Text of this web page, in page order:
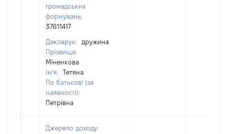
громадських
формувань:
37611417
Декларує:
дружина
Прізвище:
Міненкова
Ім'я:
Тетяна
По батькові (за
наявності):
Петрівна
Джерело доходу: